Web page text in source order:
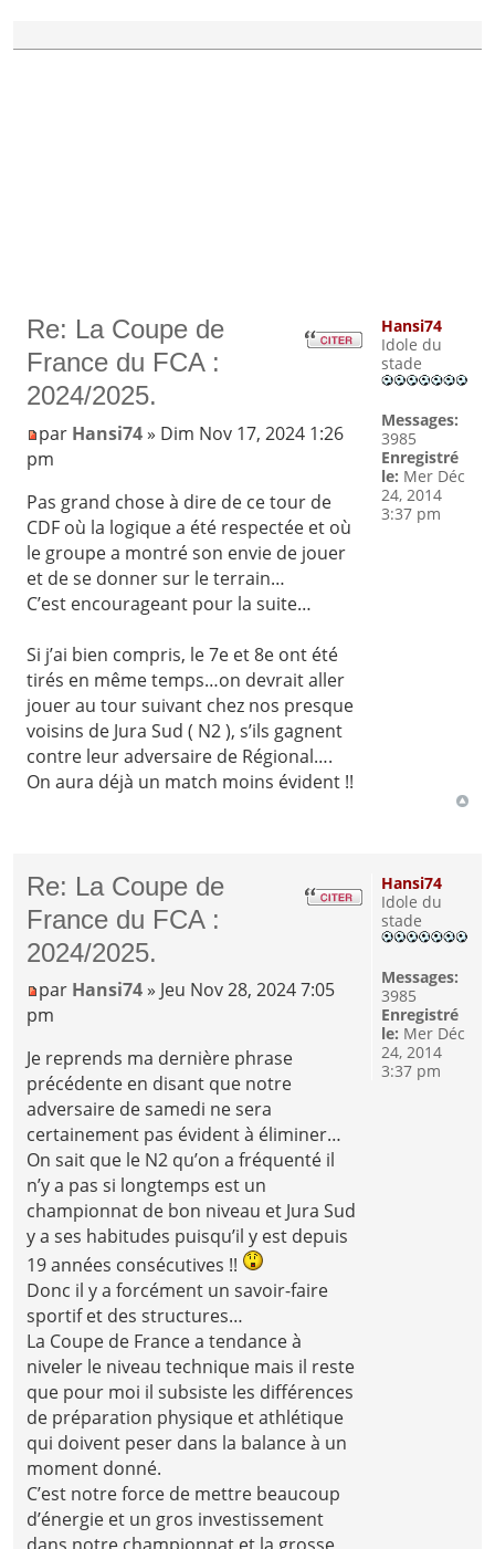
Re: La Coupe de
France du FCA :
2024/2025.
par Hansi74» Dim Nov 17, 2024 1:26
pm
Pas grand chose à dire de ce tour de
CDF où la logique a été respectée et où
le groupe a montré son envie de jouer
et de se donner sur le terrain…
C’est encourageant pour la suite…
Si j’ai bien compris, le 7e et 8e ont été
tirés en même temps…on devrait aller
jouer au tour suivant chez nos presque
voisins de Jura Sud ( N2 ), s’ils gagnent
contre leur adversaire de Régional….
On aura déjà un match moins évident !!
Hansi74
Idole du
stade
Messages:
3985
Enregistré
le: Mer Déc
24, 2014
3:37 pm
Re: La Coupe de
France du FCA :
2024/2025.
par Hansi74 » Jeu Nov 28, 2024 7:05
pm
Je reprends ma dernière phrase
précédente en disant que notre
adversaire de samedi ne sera
certainement pas évident à éliminer…
On sait que le N2 qu’on a fréquenté il
n’y a pas si longtemps est un
championnat de bon niveau et Jura Sud
y a ses habitudes puisqu’il y est depuis
19 années consécutives !!
Donc il y a forcément un savoir-faire
sportif et des structures…
La Coupe de France a tendance à
niveler le niveau technique mais il reste
que pour moi il subsiste les différences
de préparation physique et athlétique
qui doivent peser dans la balance à un
moment donné.
C’est notre force de mettre beaucoup
d’énergie et un gros investissement
Hansi74
Idole du
stade
Messages:
3985
Enregistré
le: Mer Déc
24, 2014
3:37 pm